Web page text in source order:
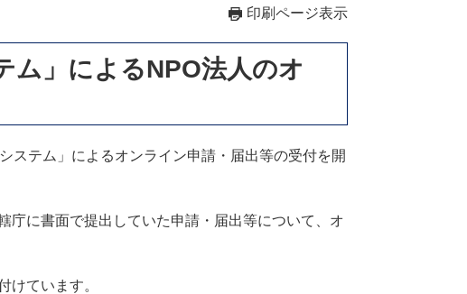
印刷ページ表示
ム」によるNPO法人のオ
ステム」によるオンライン申請・届出等の受付を開
庁に書面で提出していた申請・届出等について、オ
けています。